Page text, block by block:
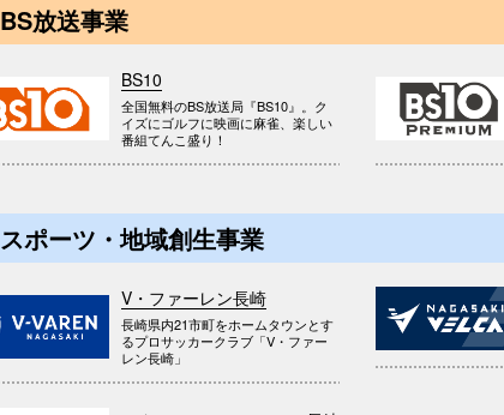
BS放送事業
BS10
全国無料のBS放送局『BS10』。ク
イズにゴルフに映画に麻雀、楽しい
番組てんこ盛り！
スポーツ・地域創生事業
V・ファーレン長崎
長崎県内21市町をホームタウンとす
るプロサッカークラブ「V・ファー
レン長崎」